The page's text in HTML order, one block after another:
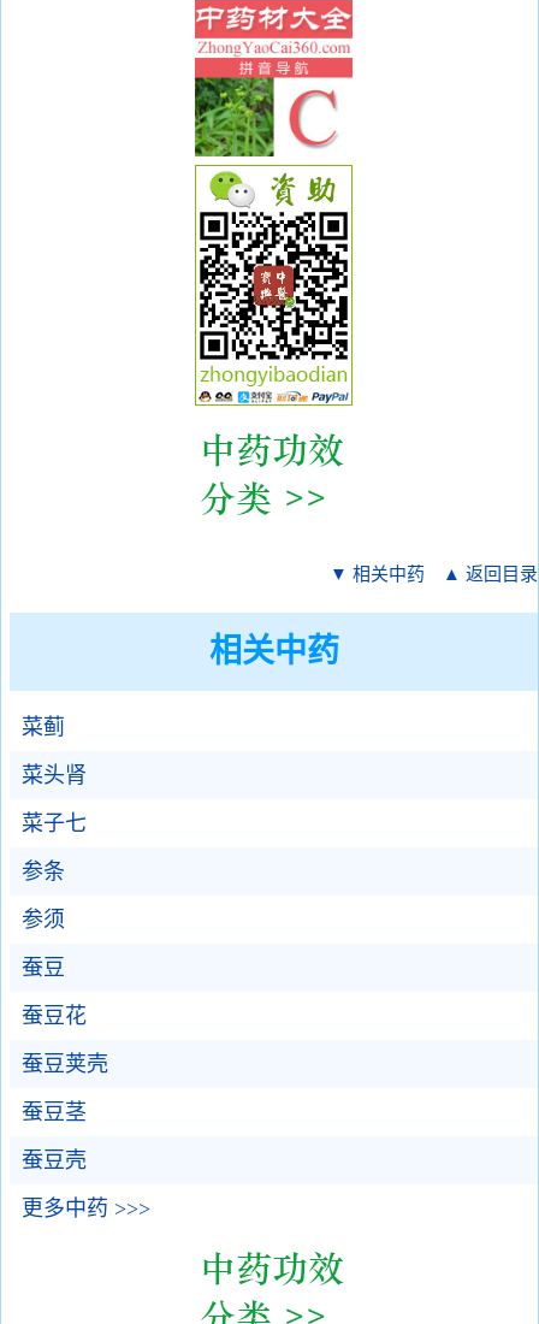
▼ 相关中药 ▲ 返回目录
相关中药
菜蓟
菜头肾
菜子七
参条
参须
蚕豆
蚕豆花
蚕豆荚壳
蚕豆茎
蚕豆壳
更多中药 >>>